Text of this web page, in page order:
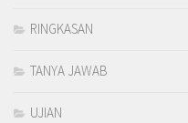
RINGKASAN
TANYA JAWAB
UJIAN